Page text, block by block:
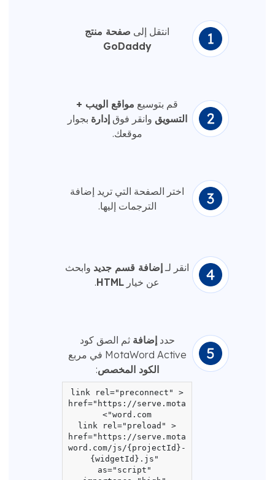
انتقل إلى صفحة منتج
GoDaddy
قم بتوسيع مواقع الويب +
التسويق وانقر فوق إدارة بجوار
موقعك.
اختر الصفحة التي تريد إضافة
الترجمات إليها.
انقر لـ إضافة قسم جديدوابحث
عن خيار HTML
.
حدد إضافة ثم الصق كود
MotaWord Active في مربع
الكود المخصص:
<link rel="preconnect"
href="https://serve.mota
word.com">
<link rel="preload"
href="https://serve.mota
word.com/js/{projectId}-
{widgetId}.js"
as="script"